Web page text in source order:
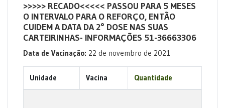
>>>>> RECADO<<<<< PASSOU PARA 5 MESES
O INTERVALO PARA O REFORÇO, ENTÃO
CUIDEM A DATA DA 2° DOSE NAS SUAS
CARTEIRINHAS- INFORMAÇÕES 51-36663306
Data de Vacinação: 22 de novembro de 2021
Unidade Vacina Quantidade